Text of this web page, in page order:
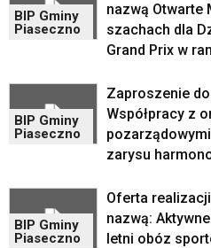
standardowy
stronie
się
znajdować
wideo
BIP Gminy
Piaseczno
nazwą Otwarte
szachach dla
Grand Prix w
BIP Gminy
Piaseczno
Zaproszenie
Współpracy z
zarysu
BIP Gminy
Piaseczno
Oferta
nazwą:
letni obóz